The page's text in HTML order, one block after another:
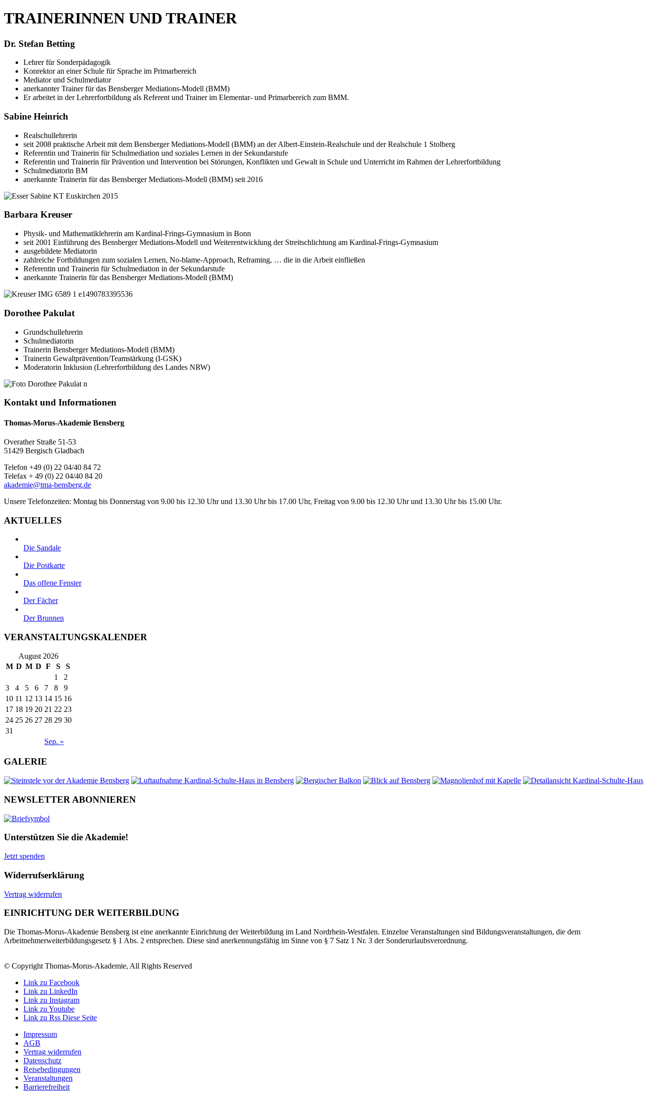
TRAINERINNEN UND TRAINER
Dr. Stefan Betting
Lehrer für Sonderpädagogik
Konrektor an einer Schule für Sprache im Primarbereich
Mediator und Schulmediator
anerkannter Trainer für das Bensberger Mediations-Modell (BMM)
Er arbeitet in der Lehrerfortbildung als Referent und Trainer im Elementar- und Primarbereich zum BMM.
Sabine Heinrich
Realschullehrerin
seit 2008 praktische Arbeit mit dem Bensberger Mediations-Modell (BMM) an der Albert-Einstein-Realschule und der Realschule 1 Stolberg
Referentin und Trainerin für Schulmediation und soziales Lernen in der Sekundarstufe
Referentin und Trainerin für Prävention und Intervention bei Störungen, Konflikten und Gewalt in Schule und Unterricht im Rahmen der Lehrerfortbildung
Schulmediatorin BM
anerkannte Trainerin für das Bensberger Mediations-Modell (BMM) seit 2016
Barbara Kreuser
Physik- und Mathematiklehrerin am Kardinal-Frings-Gymnasium in Bonn
seit 2001 Einführung des Bensberger Mediations-Modell und Weiterentwicklung der Streitschlichtung am Kardinal-Frings-Gymnasium
ausgebildete Mediatorin
zahlreiche Fortbildungen zum sozialen Lernen, No-blame-Approach, Reframing, … die in die Arbeit einfließen
Referentin und Trainerin für Schulmediation in der Sekundarstufe
anerkannte Trainerin für das Bensberger Mediations-Modell (BMM)
Dorothee Pakulat
Grundschullehrerin
Schulmediatorin
Trainerin Bensberger Mediations-Modell (BMM)
Trainerin Gewaltprävention/Teamstärkung (I-GSK)
Moderatorin Inklusion (Lehrerfortbildung des Landes NRW)
Kontakt und Informationen
Thomas-Morus-Akademie Bensberg
Overather Straße 51-53
51429 Bergisch Gladbach
Telefon +49 (0) 22 04/40 84 72
Telefax + 49 (0) 22 04/40 84 20
akademie@tma-bensberg.de
Unsere Telefonzeiten: Montag bis Donnerstag von 9.00 bis 12.30 Uhr und 13.30 Uhr bis 17.00 Uhr, Freitag von 9.00 bis 12.30 Uhr und 13.30 Uhr bis 15.00 Uhr.
AKTUELLES
Die Sandale
Die Postkarte
Das offene Fenster
Der Fächer
Der Brunnen
VERANSTALTUNGSKALENDER
August 2026
M D M D F S S
Sep. »
1
2
3
4 5 6 7 8
9
10 11 12 13 14 15 16
17 18 19 20 21 22 23
24 25 26 27 28 29 30
31
GALERIE
NEWSLETTER ABONNIEREN
Unterstützen Sie die Akademie!
Jetzt spenden
Widerrufserklärung
Vertrag widerrufen
EINRICHTUNG DER WEITERBILDUNG
Die Thomas-Morus-Akademie Bensberg ist eine anerkannte Einrichtung der Weiterbildung im Land Nordrhein-Westfalen. Einzelne Veranstaltungen sind Bildungsveranstaltungen, die dem
Arbeitnehmerweiterbildungsgesetz § 1 Abs. 2 entsprechen. Diese sind anerkennungsfähig im Sinne von § 7 Satz 1 Nr. 3 der Sonderurlaubsverordnung.
© Copyright Thomas-Morus-Akademie, All Rights Reserved
Link zu Facebook
Link zu LinkedIn
Link zu Instagram
Link zu Youtube
Link zu Rss Diese Seite
Impressum
AGB
Vertrag widerrufen
Datenschutz
Reisebedingungen
Veranstaltungen
Barrierefreiheit